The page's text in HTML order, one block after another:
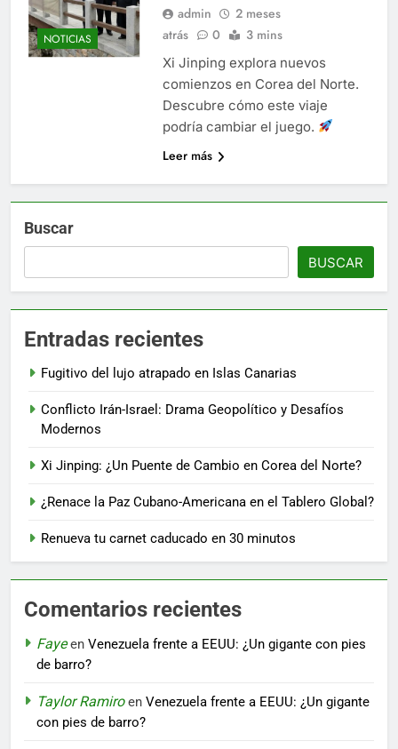
NOTICIAS
admin
2 meses
atrás
0 3 mins
Xi Jinping explora nuevos
comienzos en Corea del Norte.
Descubre cómo este viaje
podría cambiar el juego.
Leer más
Buscar
BUSCAR
Entradas recientes
Fugitivo del lujo atrapado en Islas Canarias
Conflicto Irán-Israel: Drama Geopolítico y Desafíos
Modernos
Xi Jinping: ¿Un Puente de Cambio en Corea del Norte?
¿Renace la Paz Cubano-Americana en el Tablero Global?
Renueva tu carnet caducado en 30 minutos
Comentarios recientes
Fayeen Venezuela frente a EEUU: ¿Un gigante con pies
de barro?
Taylor Ramiroen Venezuela frente a EEUU: ¿Un gigante
con pies de barro?